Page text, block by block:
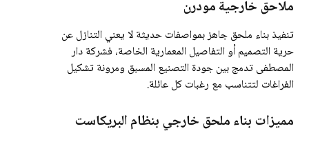
ملاحق خارجية مودرن
تنفيذ بناء ملحق جاهز بمواصفات حديثة لا يعني التنازل عن
حرية التصميم أو التفاصيل المعمارية الخاصة، فشركة دار
المصطفى تدمج بين جودة التصنيع المسبق ومرونة تشكيل
الفراغات لتتناسب مع رغبات كل عائلة.
مميزات بناء ملحق خارجي بنظام البريكاست